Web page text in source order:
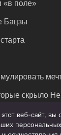
«в поле»
Бацзы
скрыло
веб-сайт, вы